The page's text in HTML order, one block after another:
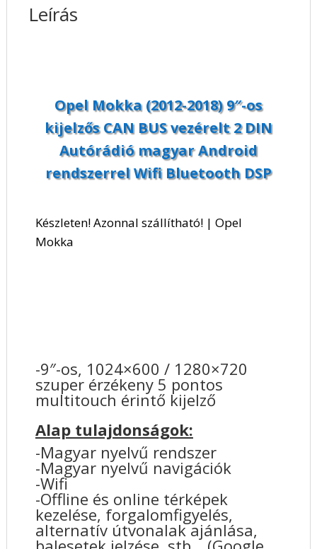
Android
mennyiség
Leírás
Opel Mokka (2012-2018) 9″-os
kijelzős CAN BUS vezérelt 2 DIN
Autórádió magyar Android
rendszerrel Wifi Bluetooth DSP
Készleten! Azonnal szállítható! | Opel
Mokka
-9″-os, 1024×600 / 1280×720
szuper érzékeny 5 pontos
multitouch érintő kijelző
Alap tulajdonságok:
-Magyar nyelvű rendszer
-Magyar nyelvű navigációk
-Wifi
-Offline és online térképek
kezelése, forgalomfigyelés,
alternatív útvonalak ajánlása,